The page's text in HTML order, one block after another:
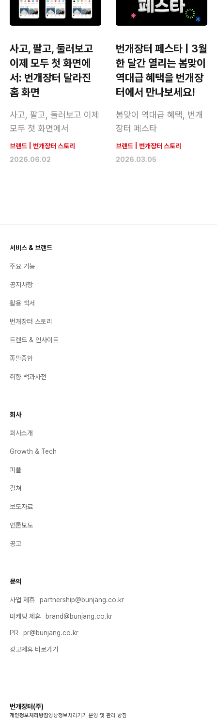
사고, 팔고, 둘러보고
이제 모두 첫 화면에
서: 번개장터 달라진
홈 화면
사고, 팔고, 둘러보고 이제
모두 첫 화면에서
브랜드
번개장터 스토리
2026.06.02
번개장터 페스타 | 3월
한 달간 열리는 봄맞이
역대급 혜택을 번개장
터에서 만나보세요!
봄맞이 역대급 혜택, 번개
장터 페스타
브랜드
번개장터 스토리
2026.03.05
서비스 & 브랜드
주요 기능
공지사항
활용 백서
번개장터 스토리
트렌드 & 인사이트
좋팔좋합
취향 백과사전
회사
회사소개
Growth & Tech
피플
컬쳐
보도자료
언론보도
공고
문의
사업 제휴 partnership@bunjang.co.kr
마케팅 제휴 brand@bunjang.co.kr
PR pr@bunjang.co.kr
광고제휴 바로가기
번개장터(주)
개인정보처리방침영상정보처리기기 운영 및 관리 방침